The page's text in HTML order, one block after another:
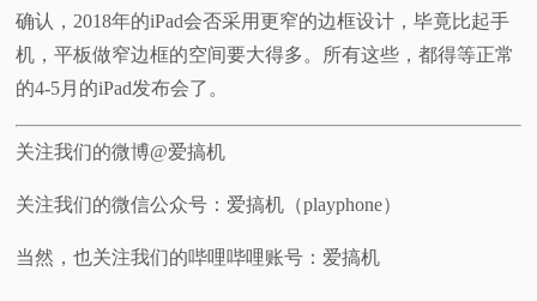
题
确认，2018年的iPad会否采用更窄的边框设计，毕竟比起手
机，平板做窄边框的空间要大得多。所有这些，都得等正常
的4-5月的iPad发布会了。
关注我们的微博@爱搞机
关注我们的微信公众号：爱搞机（playphone）
当然，也关注我们的哔哩哔哩账号：爱搞机